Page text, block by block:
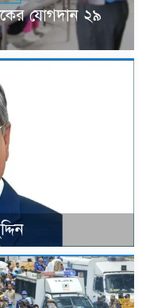
যোগদান ২৯